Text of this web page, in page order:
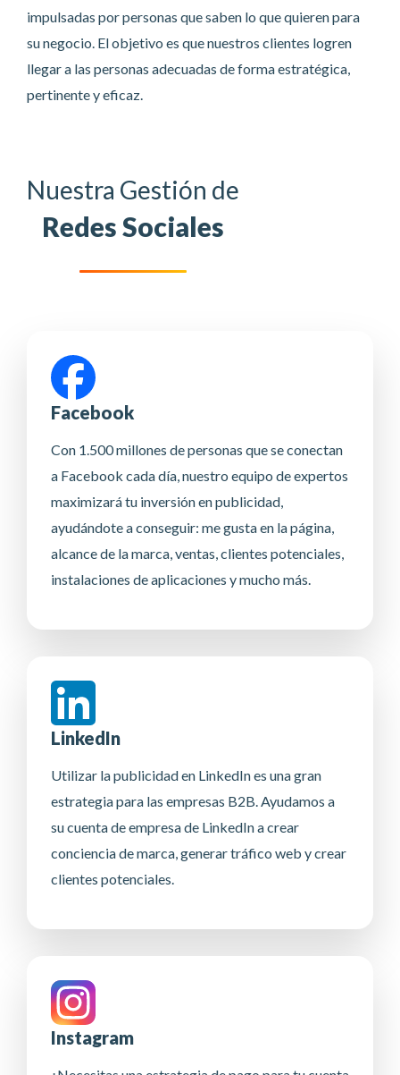
impulsadas por personas que saben lo que quieren para
su negocio. El objetivo es que nuestros clientes logren
llegar a las personas adecuadas de forma estratégica,
pertinente y eficaz.
Nuestra Gestión de
Redes Sociales
Facebook
Con 1.500 millones de personas que se conectan
a Facebook cada día, nuestro equipo de expertos
maximizará tu inversión en publicidad,
ayudándote a conseguir: me gusta en la página,
alcance de la marca, ventas, clientes potenciales,
instalaciones de aplicaciones y mucho más.
LinkedIn
Utilizar la publicidad en LinkedIn es una gran
estrategia para las empresas B2B. Ayudamos a
su cuenta de empresa de LinkedIn a crear
conciencia de marca, generar tráfico web y crear
clientes potenciales.
Instagram